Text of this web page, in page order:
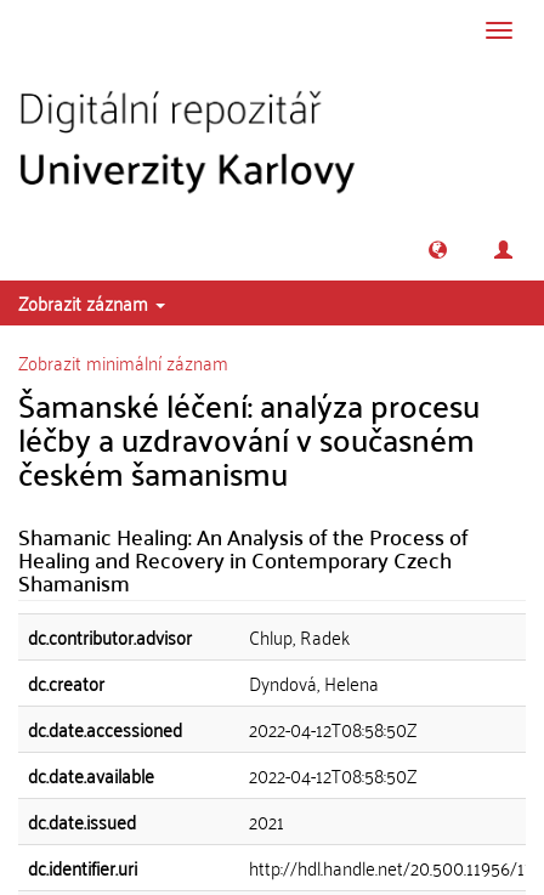
Zobrazit záznam
Zobrazit minimální záznam
Šamanské léčení: analýza procesu
léčby a uzdravování v současném
českém šamanismu
Shamanic Healing: An Analysis of the Process of
Healing and Recovery in Contemporary Czech
Shamanism
dc.contributor.advisor
Chlup, Radek
dc.creator
Dyndová, Helena
dc.date.accessioned
2022-04-12T08:58:50Z
dc.date.available
2022-04-12T08:58:50Z
dc.date.issued
2021
dc.identifier.uri
http://hdl.handle.net/20.500.11956/